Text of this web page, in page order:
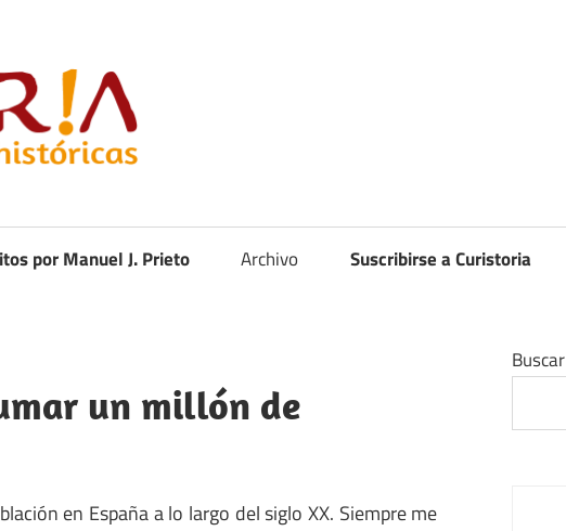
por Manuel J. Prieto Archivo Suscribirse a Curistoria
un millón de
en España a lo largo del siglo XX. Siempre me
Buscar